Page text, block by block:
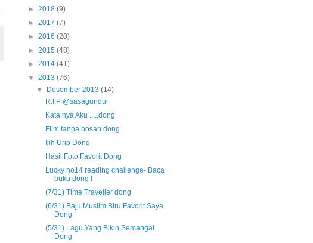
► 2018 (9)
► 2017 (7)
► 2016 (20)
► 2015 (48)
► 2014 (41)
▼ 2013 (76)
▼
Desember 2013(14)
R.I.P @sasagundul
Kata nya Aku .....dong
Film tanpa bosan dong
Ijih Urip Dong
Hasil Foto Favorit Dong
Lucky no14 reading challenge- Baca
buku dong !
(7/31) Time Traveller dong
(6/31) Baju Muslim Biru Favorit Saya
Dong
(5/31) Lagu Yang Bikin Semangat
Dong